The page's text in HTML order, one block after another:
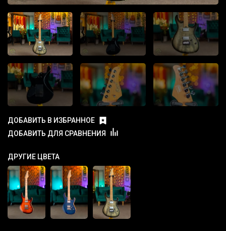
ДОБАВИТЬ В ИЗБРАННОЕ
ДОБАВИТЬ ДЛЯ СРАВНЕНИЯ
ДРУГИЕ ЦВЕТА